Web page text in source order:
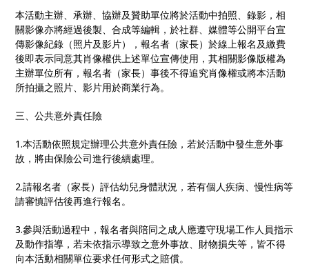
本活動主辦、承辦、協辦及贊助單位將於活動中拍照、錄影，相
關影像亦將經過後製、合成等編輯，於社群、媒體等公開平台宣
傳影像紀錄（照片及影片），報名者（家長）於線上報名及繳費
後即表示同意其肖像權供上述單位宣傳使用，其相關影像版權為
主辦單位所有，報名者（家長）事後不得追究肖像權或將本活動
所拍攝之照片、影片用於商業行為。
三、公共意外責任險
1.本活動依照規定辦理公共意外責任險，若於活動中發生意外事
故，將由保險公司進行後續處理。
2.請報名者（家長）評估幼兒身體狀況，若有個人疾病、慢性病等
請審慎評估後再進行報名。
3.參與活動過程中，報名者與陪同之成人應遵守現場工作人員指示
及動作指導，若未依指示導致之意外事故、財物損失等，皆不得
向本活動相關單位要求任何形式之賠償。